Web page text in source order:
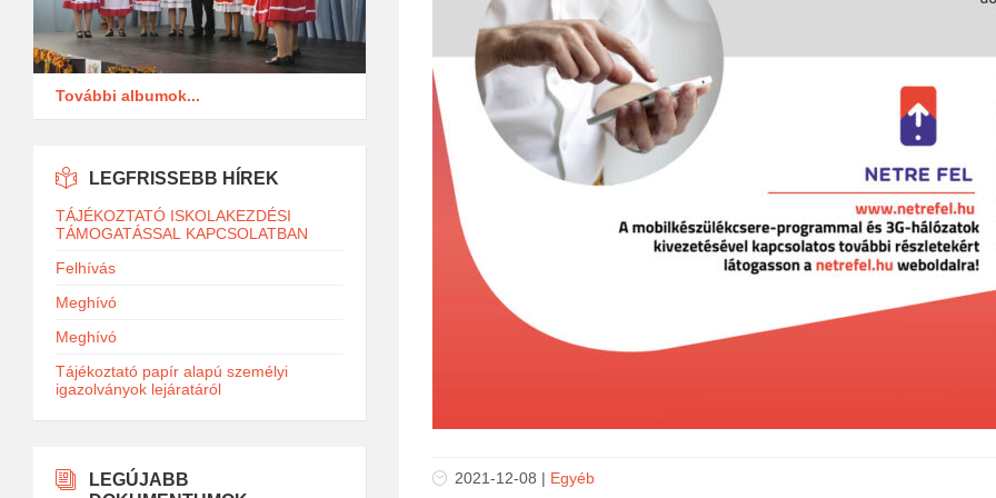
2021-12-08 | Egyéb
További albumok...
LEGFRISSEBB HÍREK
TÁJÉKOZTATÓ ISKOLAKEZDÉSI
TÁMOGATÁSSAL KAPCSOLATBAN
Felhívás
Meghívó
Meghívó
Tájékoztató papír alapú személyi
igazolványok lejáratáról
LEGÚJABB